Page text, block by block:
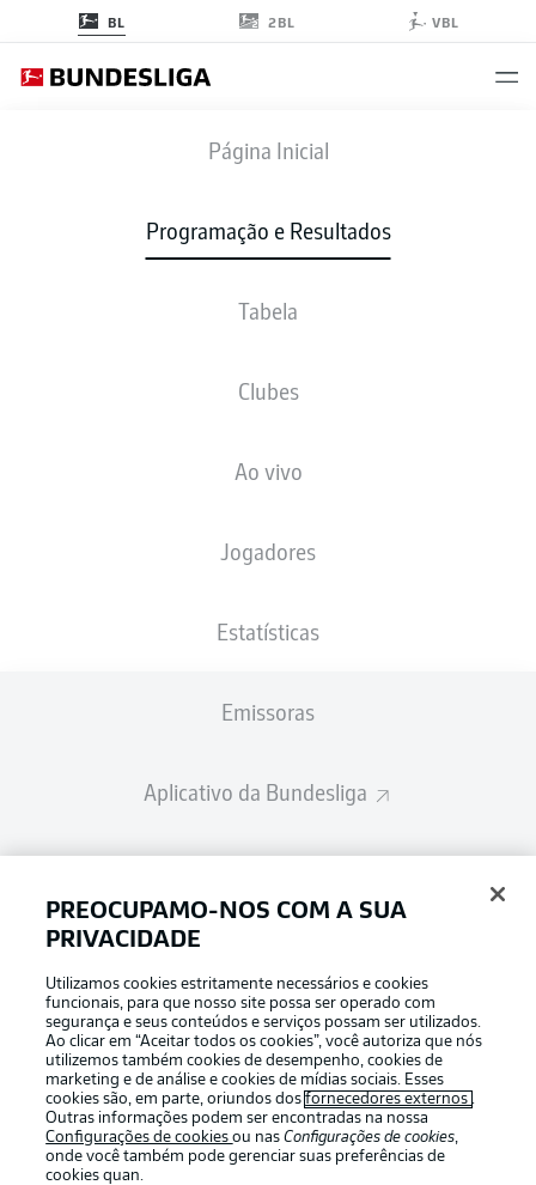
BL 2BL VBL
Página Inicial
Programação e Resultados
Tabela
Clubes
Ao vivo
Jogadores
Estatísticas
Emissoras
Aplicativo da Bundesliga
BUNDESLIGA-GROUP
Escolha seu idioma
Português Modo de visualização
Login
B04 STP
2 1
ESCALAÇÕES
PREOCUPAMO-NOS COM A SUA
PRIVACIDADE
Utilizamos cookies estritamente necessários e cookies
funcionais, para que nosso site possa ser operado com
segurança e seus conteúdos e serviços possam ser utilizados.
Ao clicar em “Aceitar todos os cookies”, você autoriza que nós
utilizemos também cookies de desempenho, cookies de
marketing e de análise e cookies de mídias sociais. Esses
cookies são, em parte, oriundos dosfornecedores externos .
Outras informações podem ser encontradas na nossa
Configurações de cookiesou nasConfigurações de cookies,
onde você também pode gerenciar suas preferências de
cookies quan.